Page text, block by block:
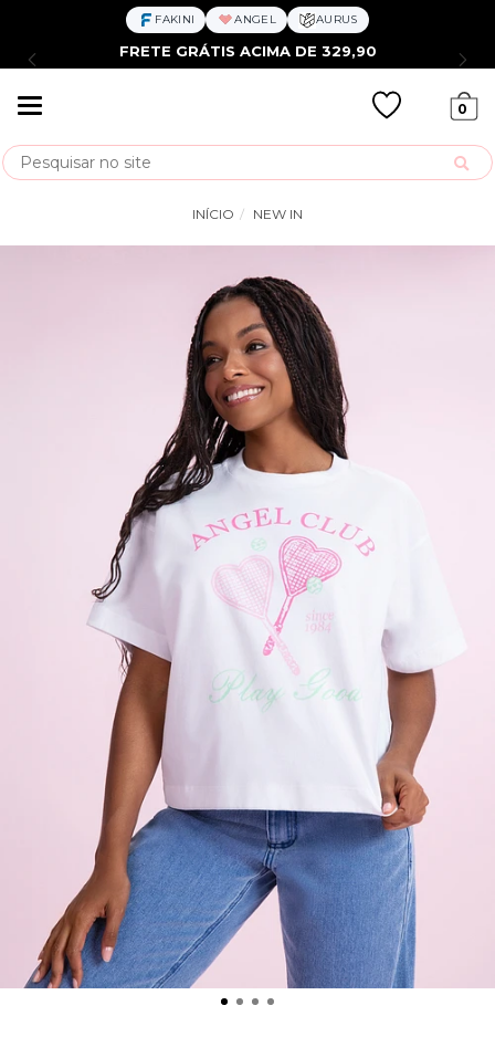
FAKINI ANGEL AURUS
FRETE GRÁTIS ACIMA DE 329,90
0
Busca
INÍCIO NEW IN